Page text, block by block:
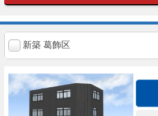
新築 葛飾区